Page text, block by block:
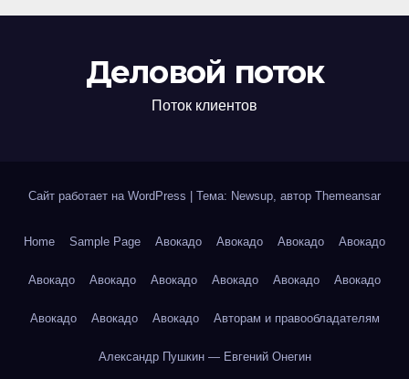
Деловой поток
Поток клиентов
Сайт работает на WordPress Тема: Newsup, автор Themeansar
Home Sample Page Авокадо Авокадо Авокадо Авокадо
Авокадо Авокадо Авокадо Авокадо Авокадо Авокадо
Авокадо Авокадо Авокадо Авторам и правообладателям
Александр Пушкин — Евгений Онегин